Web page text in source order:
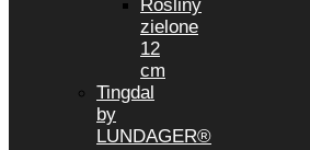
Rośliny
zielone
12
cm
Tingdal
by
LUNDAGER®